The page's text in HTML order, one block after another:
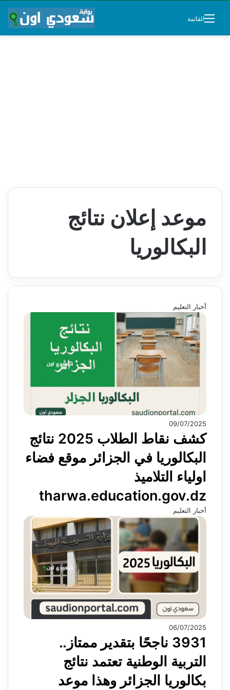
القائمة
موعد إعلان نتائج
البكالوريا
أخبار التعليم
09/07/2025
كشف نقاط الطلاب 2025 نتائج
البكالوريا في الجزائر موقع فضاء
اولياء التلاميذ
tharwa.education.gov.dz
أخبار التعليم
06/07/2025
3931 ناجحًا بتقدير ممتاز..
التربية الوطنية تعتمد نتائج
بكالوريا الجزائر وهذا موعد